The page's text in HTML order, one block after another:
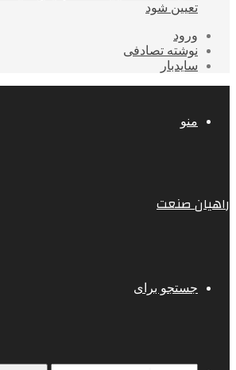
تعیین شود
ورود
نوشته تصادفی
سایدبار
منو
راهیان صنعت
جستجو برای